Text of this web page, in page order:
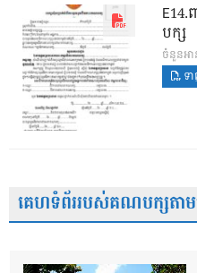
បក្ស
ចំនួនអ
ទ
គេហទំព័ររបស់គណបក្សតាមប